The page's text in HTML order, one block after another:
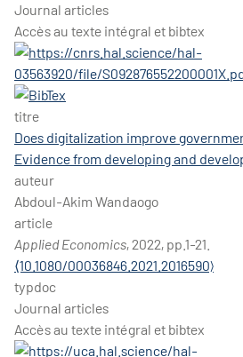
Journal articles
Accès au texte intégral et bibtex
titre
Does digitalization improve
Evidence from developing and
auteur
Abdoul-Akim Wandaogo
article
Applied Economics, 2022, pp.1-21.
⟨10.1080/00036846.2021.2016590⟩
typdoc
Journal articles
Accès au texte intégral et bibtex